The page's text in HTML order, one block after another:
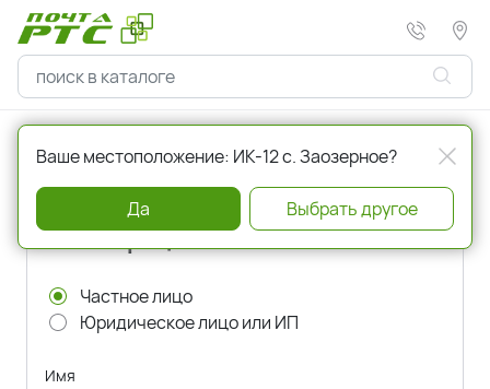
Главная Регистрация
Регистрация
Частное лицо
Юридическое лицо или ИП
Имя
Ваше местоположение: ИК-12 с. Заозерное?
Да Выбрать другое